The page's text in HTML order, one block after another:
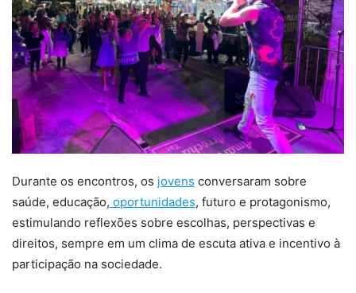
Durante os encontros, os jovens conversaram sobre
saúde, educação, oportunidades, futuro e protagonismo,
estimulando reflexões sobre escolhas, perspectivas e
direitos, sempre em um clima de escuta ativa e incentivo à
participação na sociedade.